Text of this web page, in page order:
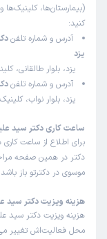
(بیمارستان‌ها،
کنید:
آدرس و شماره تلفن
یزد
یزد، بلوار طالقانی، کلینیک
آدرس و شماره تلفن
یزد، بلوار نواب، کلینیک
ساعت کاری دکتر سید
برای اطلاع از ساعت
دکتر در همین صفحه
موسوی در دکترتو باز
هزینه ویزیت دکتر سید
هزینه ویزیت دکتر سید
محل فعالیت‌اش تغییر